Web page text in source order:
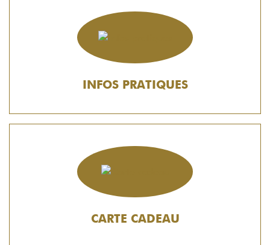
INFOS PRATIQUES
CARTE CADEAU